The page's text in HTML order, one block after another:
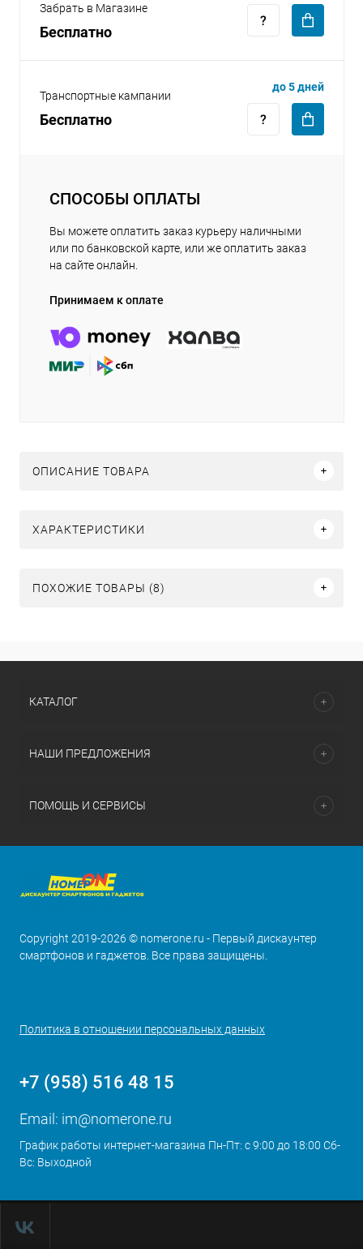
Забрать в Магазине
Бесплатно
Транспортные кампании
Бесплатно
до 5 дней
СПОСОБЫ ОПЛАТЫ
Вы можете оплатить заказ курьеру наличными
или по банковской карте, или же оплатить заказ
на сайте онлайн.
Принимаем к оплате
ОПИСАНИЕ ТОВАРА
ХАРАКТЕРИСТИКИ
ПОХОЖИЕ ТОВАРЫ (8)
КАТАЛОГ
НАШИ ПРЕДЛОЖЕНИЯ
ПОМОЩЬ И СЕРВИСЫ
Copyright 2019-2026 © nomerone.ru - Первый дискаунтер
смартфонов и гаджетов. Все права защищены.
Политика в отношении персональных данных
+7 (958) 516 48 15
Email: im@nomerone.ru
График работы интернет-магазина Пн-Пт: с 9:00 до 18:00 Сб-
Вс: Выходной